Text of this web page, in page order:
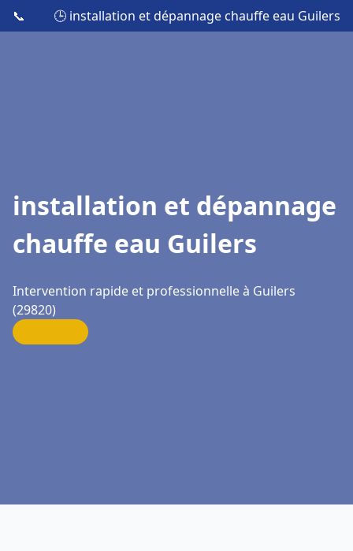
📞 🕒 installation et dépannage chauffe eau Guilers
installation et dépannage
chauffe eau Guilers
Intervention rapide et professionnelle à Guilers
(29820)